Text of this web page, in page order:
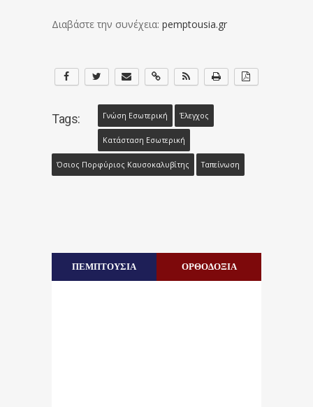
Διαβάστε την συνέχεια: pemptousia.gr
Tags: Γνώση Εσωτερική Έλεγχος
Κατάσταση Εσωτερική
Όσιος Πορφύριος Καυσοκαλυβίτης Ταπείνωση
ΠΕΜΠΤΟΥΣΙΑ ΟΡΘΟΔΟΞΙΑ